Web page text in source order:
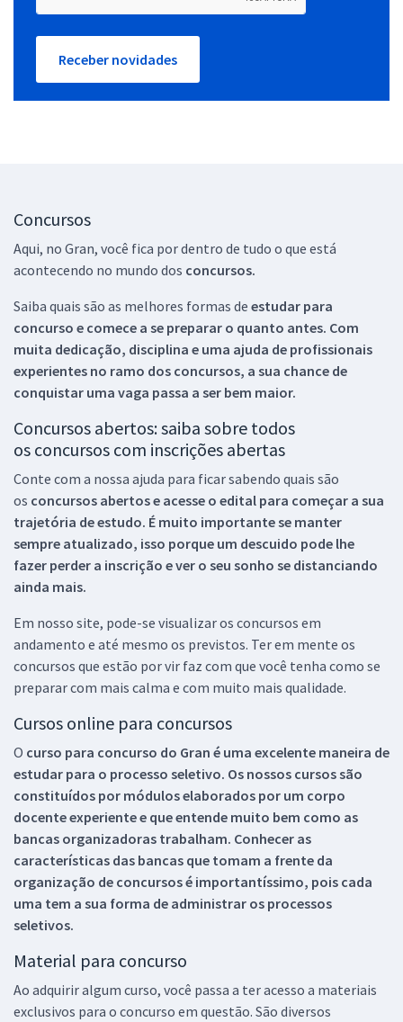
Receber novidades
Concursos
Aqui, no Gran, você fica por dentro de tudo o que está
acontecendo no mundo dos concursos.
Saiba quais são as melhores formas de estudar para
concurso e comece a se preparar o quanto antes. Com
muita dedicação, disciplina e uma ajuda de profissionais
experientes no ramo dos concursos, a sua chance de
conquistar uma vaga passa a ser bem maior.
Concursos abertos: saiba sobre todos
os concursos com inscrições abertas
Conte com a nossa ajuda para ficar sabendo quais são
os concursos abertos e acesse o edital para começar a sua
trajetória de estudo. É muito importante se manter
sempre atualizado, isso porque um descuido pode lhe
fazer perder a inscrição e ver o seu sonho se distanciando
ainda mais.
Em nosso site, pode-se visualizar os concursos em
andamento e até mesmo os previstos. Ter em mente os
concursos que estão por vir faz com que você tenha como se
preparar com mais calma e com muito mais qualidade.
Cursos online para concursos
O curso para concurso do Gran é uma excelente maneira de
estudar para o processo seletivo. Os nossos cursos são
constituídos por módulos elaborados por um corpo
docente experiente e que entende muito bem como as
bancas organizadoras trabalham. Conhecer as
características das bancas que tomam a frente da
organização de concursos é importantíssimo, pois cada
uma tem a sua forma de administrar os processos
seletivos.
Material para concurso
Ao adquirir algum curso, você passa a ter acesso a materiais
exclusivos para o concurso em questão. São diversos